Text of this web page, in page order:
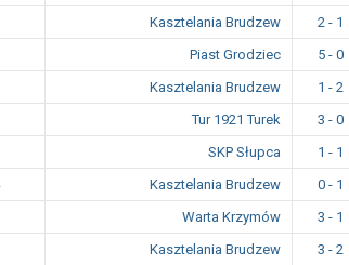
Kasztelania Brudzew 2 - 1
Piast Grodziec 5 - 0
Kasztelania Brudzew 1 - 2
Tur 1921 Turek 3 - 0
SKP Słupca 1 - 1
Kasztelania Brudzew 0 - 1
Warta Krzymów 3 - 1
Kasztelania Brudzew 3 - 2